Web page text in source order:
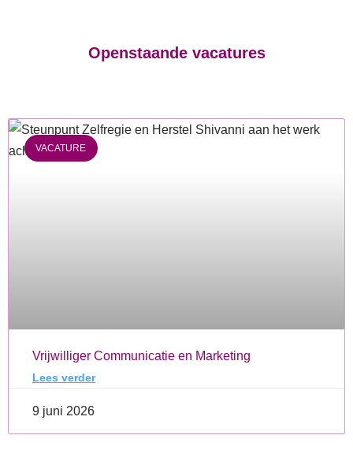
Openstaande vacatures
VACATURE
Vrijwilliger Communicatie en Marketing
Lees verder
9 juni 2026